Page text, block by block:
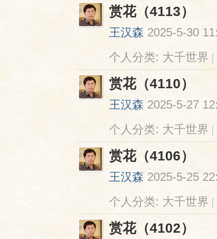
赏花（4113）
王汉森 2025-5-30
个人分类: 大千世界 |
赏花（4110）
王汉森 2025-5-27
个人分类: 大千世界 |
赏花（4106）
王汉森 2025-5-25
个人分类: 大千世界 |
赏花（4102）